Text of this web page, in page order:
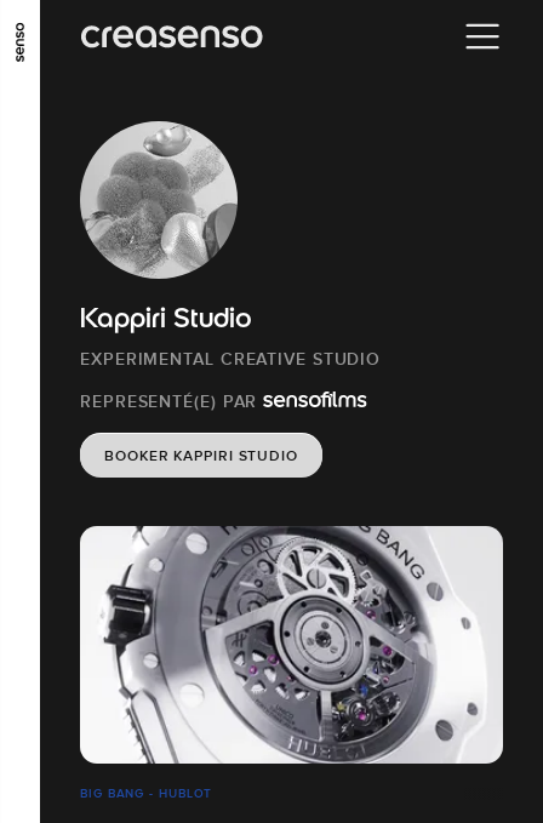
ALLER AU CONTENU PRINCIPAL
ALLER EN BAS DE PAGE
Kappiri Studio
EXPERIMENTAL CREATIVE STUDIO
REPRESENTÉ(E) PAR
BOOKER KAPPIRI STUDIO
BIG BANG - HUBLOT